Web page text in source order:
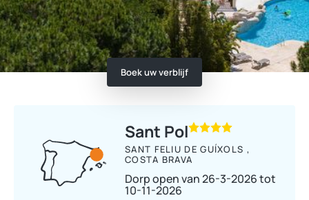
Boek uw verblijf
Sant Pol
SANT FELIU DE GUÍXOLS ,
COSTA BRAVA
Dorp open van 26-3-2026 tot
10-11-2026